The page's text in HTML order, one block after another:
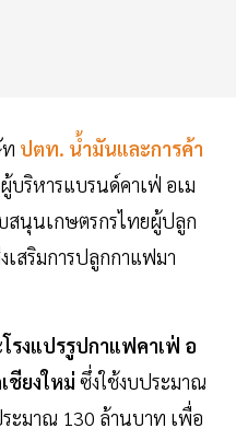
ปตท. น้ำมันและการค้า
บริหารแบรนด์คาเฟ่ อเม
สนุนเกษตรกรไทยผู้ปลูก
เสริมการปลูกกาแฟมา
โรงแปรรูปกาแฟคาเฟ่ อ
ชียงใหม่ ซึ่งใช้งบประมาณ
ระมาณ 130 ล้านบาท เพื่อ